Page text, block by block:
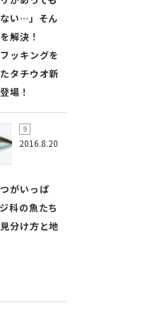
い…」そん
解決！
ッキングを
タチウオ新
場！
2016.8.20
がいっぱ
科の魚たち
分け方と地